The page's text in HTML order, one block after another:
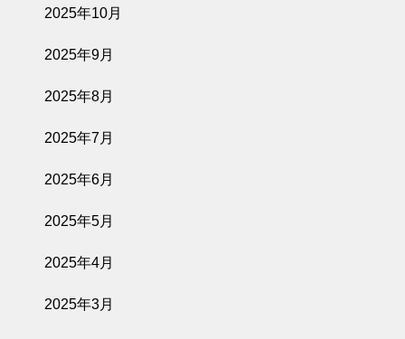
2025年10月
2025年9月
2025年8月
2025年7月
2025年6月
2025年5月
2025年4月
2025年3月